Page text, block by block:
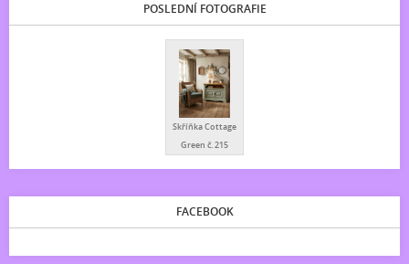
POSLEDNÍ FOTOGRAFIE
Skříňka Cottage
Green č. 215
FACEBOOK